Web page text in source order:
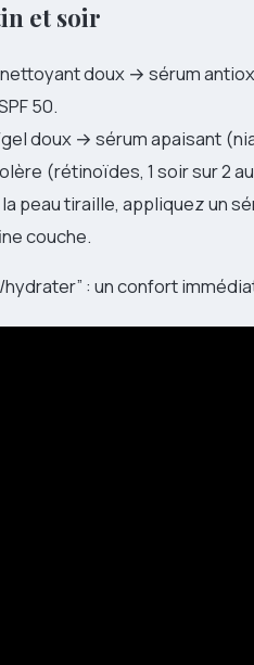
et soir
nettoyant doux → sérum
50.
doux → sérum apaisant
(rétinoïdes, 1 soir sur 2
la peau tiraille, appliquez un
couche.
: un confort